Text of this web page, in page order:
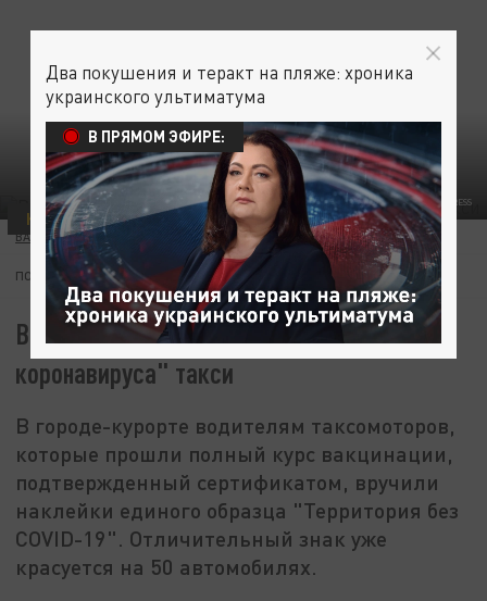
ФОТО: KONSTANTIN KOKOSHKIN/GLOBAL LOOK PRESS
КОРОНАВИРУС
ВАСИЛИСА КРУГЛОВА 05 АВГУСТА 17:54
ПОДПИШИТЕСЬ:
В Сочи появились "свободные от
коронавируса" такси
В городе-курорте водителям таксомоторов,
которые прошли полный курс вакцинации,
подтвержденный сертификатом, вручили
наклейки единого образца "Территория без
COVID-19". Отличительный знак уже
красуется на 50 автомобилях.
Два покушения и теракт на пляже: хроника
украинского ультиматума
В ПРЯМОМ ЭФИРЕ: